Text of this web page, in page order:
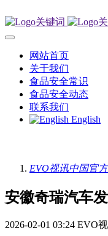
网站首页
关于我们
食品安全常识
食品安全动态
联系我们
English
EVO视讯中国官
安徽奇瑞汽车
2026-02-01 03:24 EVO